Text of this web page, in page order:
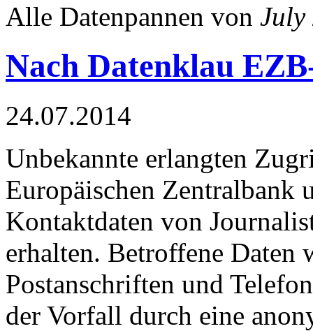
Alle Datenpannen von July
Nach Datenklau
24.07.2014
Unbekannte erlangten
Europäischen Zentralbank
Kontaktdaten von
erhalten. Betroffene Daten
Postanschriften und
der Vorfall durch eine